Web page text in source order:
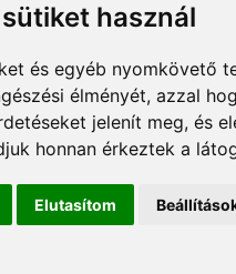
használ
és egyéb nyomkövető
élményét, azzal
jelenít meg, és
honnan érkeztek a
Elutasítom